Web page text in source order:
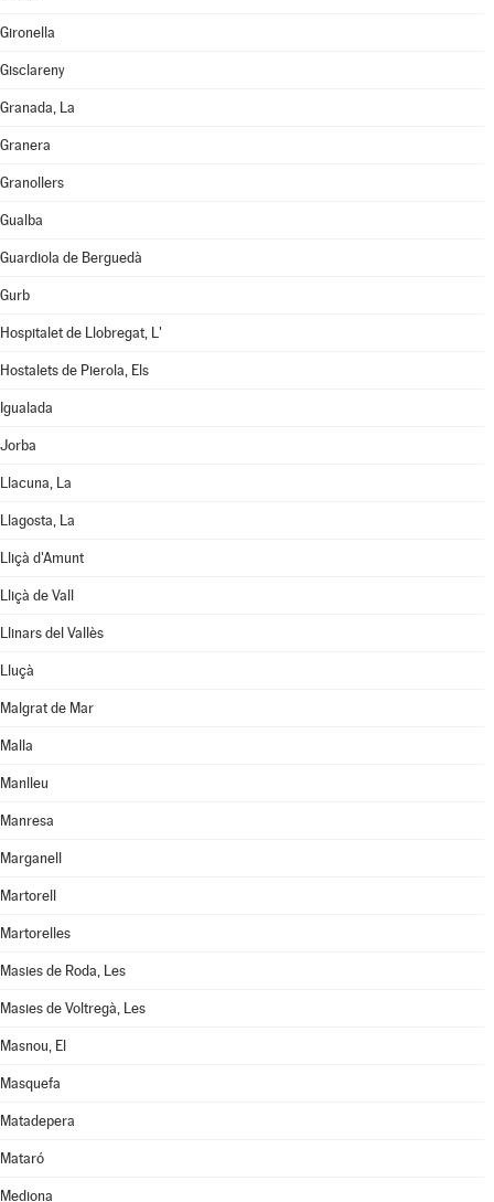
Gironella
Gisclareny
Granada, La
Granera
Granollers
Gualba
Guardiola de Berguedà
Gurb
Hospitalet de Llobregat, L'
Hostalets de Pierola, Els
Igualada
Jorba
Llacuna, La
Llagosta, La
Lliçà d'Amunt
Lliçà de Vall
Llinars del Vallès
Lluçà
Malgrat de Mar
Malla
Manlleu
Manresa
Marganell
Martorell
Martorelles
Masies de Roda, Les
Masies de Voltregà, Les
Masnou, El
Masquefa
Matadepera
Mataró
Mediona